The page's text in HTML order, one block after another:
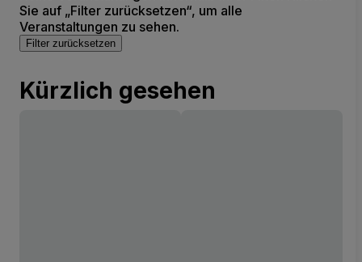
Sie auf „Filter zurücksetzen“, um alle
Veranstaltungen zu sehen.
Filter zurücksetzen
Kürzlich gesehen